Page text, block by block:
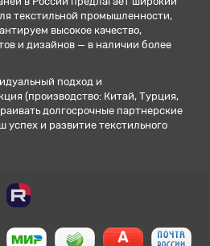
текстильной промышленности,
высокое качество,
и дизайнов — в наличии более
подход и
(производство: Китай, Турция,
долгосрочные партнерские
и развитие текстильного